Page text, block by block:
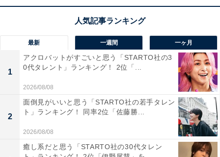
「富士山の麓で憧れるから」（20代男性／東京都）
「富士山の麓という抜群の自然環境に恵まれ、澄ん
だ空気と四季の景色を楽しみながら暮らせる」（30
代男性／埼玉県）
最新 一週間 一ヶ月
1
アクロバットがすごいと思う「STARTO社の3
0代タレント」ランキング！ 2位「...
2026/08/08
2
面倒見がいいと思う「STARTO社の若手タレン
ト」ランキング！ 同率2位「佐藤勝...
2026/08/08
癒し系だと思う「STARTO社の30代タレン